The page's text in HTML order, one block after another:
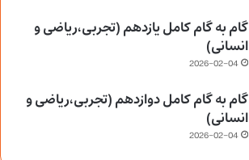
گام به گام کامل یازدهم (تجربی،ریاضی و
انسانی)
2026-02-04
گام به گام کامل دوازدهم (تجربی،ریاضی و
انسانی)
2026-02-04